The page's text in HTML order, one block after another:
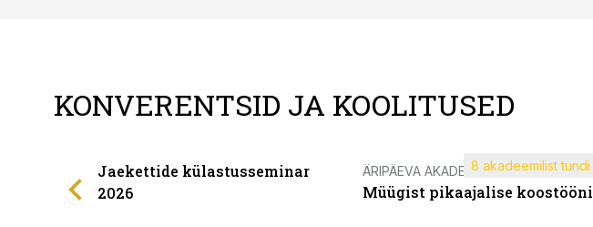
KONVERENTSID JA KOOLITUSED
Jaekettide külastusseminar
2026
ÄRIPÄEVA AKADEEMIA
Müügist pikaajalise koostööni
8 akadeemilist tundi